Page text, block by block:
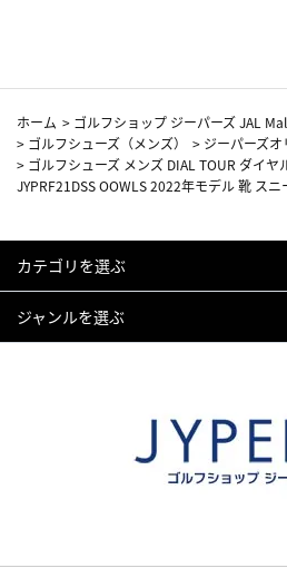
ホーム > ゴルフショップ ジーパーズ JAL
> ゴルフシューズ（メンズ） > ジーパーズ
> ゴルフシューズ メンズ DIAL TOUR ダイ
JYPRF21DSS OOWLS 2022年モデル 靴 ス
カテゴリを選ぶ
ジャンルを選ぶ